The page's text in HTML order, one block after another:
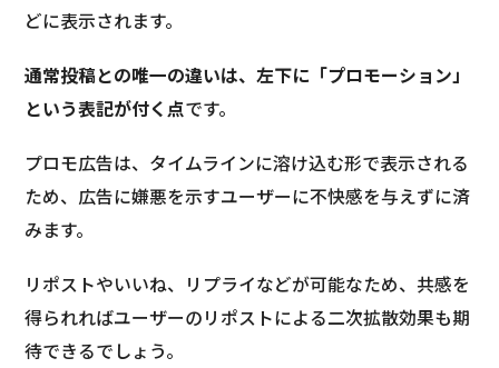
どに表示されます。
通常投稿との唯一の違いは、左下に「プロモーション」
という表記が付く点です。
プロモ広告は、タイムラインに溶け込む形で表示される
ため、広告に嫌悪を示すユーザーに不快感を与えずに済
みます。
リポストやいいね、リプライなどが可能なため、共感を
得られればユーザーのリポストによる二次拡散効果も期
待できるでしょう。